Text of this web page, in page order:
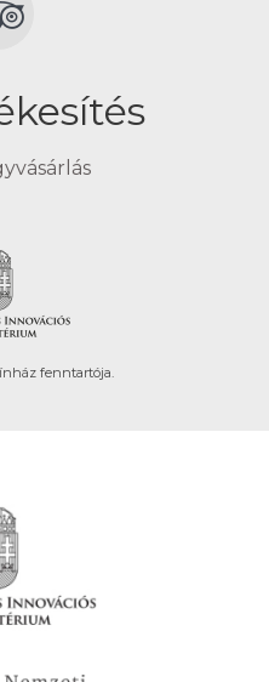
fenntartója.